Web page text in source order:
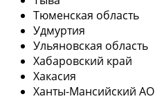
Тюменская область
Удмуртия
Ульяновская область
Хабаровский край
Хакасия
Ханты-Мансийский АО